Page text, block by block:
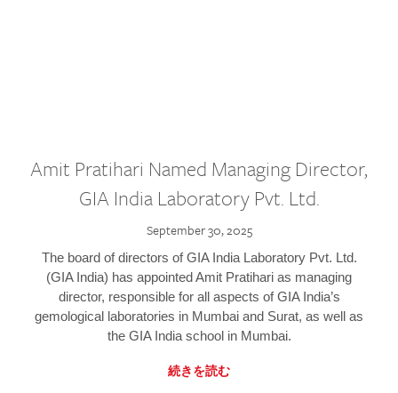
Amit Pratihari Named Managing Director,
GIA India Laboratory Pvt. Ltd.
September 30, 2025
The board of directors of GIA India Laboratory Pvt. Ltd.
(GIA India) has appointed Amit Pratihari as managing
director, responsible for all aspects of GIA India’s
gemological laboratories in Mumbai and Surat, as well as
the GIA India school in Mumbai.
続きを読む